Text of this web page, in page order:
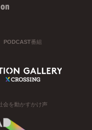
PODCAST番組
会を動かすかけ声